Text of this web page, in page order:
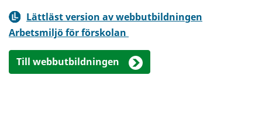
Lättläst version av webbutbildningen
Arbetsmiljö för förskolan
Till webbutbildningen